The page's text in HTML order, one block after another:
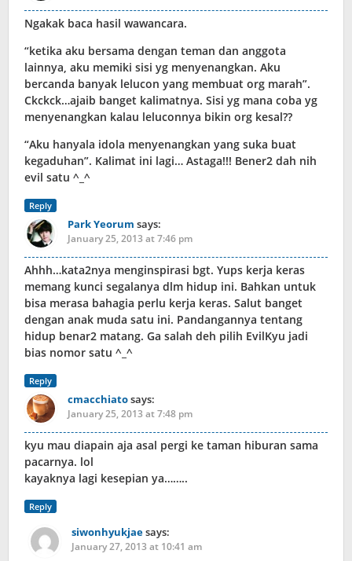
Ngakak baca hasil wawancara.
“ketika aku bersama dengan teman dan anggota
lainnya, aku memiki sisi yg menyenangkan. Aku
bercanda banyak lelucon yang membuat org marah”.
Ckckck…ajaib banget kalimatnya. Sisi yg mana coba yg
menyenangkan kalau leluconnya bikin org kesal??
“Aku hanyala idola menyenangkan yang suka buat
kegaduhan”. Kalimat ini lagi… Astaga!!! Bener2 dah nih
evil satu ^_^
Reply
Park Yeorum says:
January 25, 2013 at 7:46 pm
Ahhh…kata2nya menginspirasi bgt. Yups kerja keras
memang kunci segalanya dlm hidup ini. Bahkan untuk
bisa merasa bahagia perlu kerja keras. Salut banget
dengan anak muda satu ini. Pandangannya tentang
hidup benar2 matang. Ga salah deh pilih EvilKyu jadi
bias nomor satu ^_^
Reply
cmacchiatosays:
January 25, 2013 at 7:48 pm
kyu mau diapain aja asal pergi ke taman hiburan sama
pacarnya. lol
kayaknya lagi kesepian ya……..
Reply
siwonhyukjaesays:
January 27, 2013 at 10:41 am